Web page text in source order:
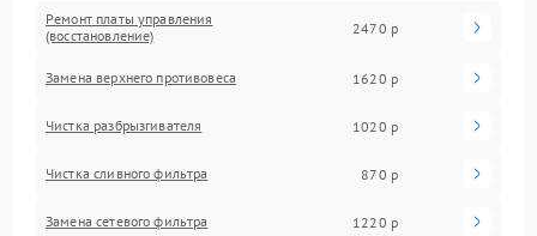
Ремонт платы управления
(восстановление)
2470 р
Замена верхнего противовеса 1620 р
Чистка разбрызгивателя 1020 р
Чистка сливного фильтра 870 р
Замена сетевого фильтра 1220 р